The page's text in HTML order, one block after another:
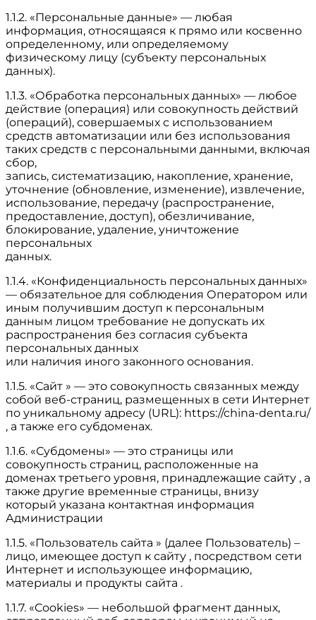
1.1.2. «Персональные данные» — любая
информация, относящаяся к прямо или косвенно
определенному, или определяемому
физическому лицу (субъекту персональных
данных).
1.1.3. «Обработка персональных данных» — любое
действие (операция) или совокупность действий
(операций), совершаемых с использованием
средств автоматизации или без использования
таких средств с персональными данными, включая
сбор,
запись, систематизацию, накопление, хранение,
уточнение (обновление, изменение), извлечение,
использование, передачу (распространение,
предоставление, доступ), обезличивание,
блокирование, удаление, уничтожение
персональных
данных.
1.1.4. «Конфиденциальность персональных данных»
— обязательное для соблюдения Оператором или
иным получившим доступ к персональным
данным лицом требование не допускать их
распространения без согласия субъекта
персональных данных
или наличия иного законного основания.
1.1.5. «Сайт » — это совокупность связанных между
собой веб-страниц, размещенных в сети Интернет
по уникальному адресу (URL): https://china-denta.ru/
, а также его субдоменах.
1.1.6. «Субдомены» — это страницы или
совокупность страниц, расположенные на
доменах третьего уровня, принадлежащие сайту , а
также другие временные страницы, внизу
который указана контактная информация
Администрации
1.1.5. «Пользователь сайта » (далее Пользователь) –
лицо, имеющее доступ к сайту , посредством сети
Интернет и использующее информацию,
материалы и продукты сайта .
1.1.7. «Cookies» — небольшой фрагмент данных,